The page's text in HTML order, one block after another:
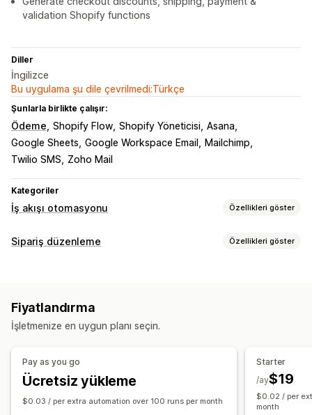
validation Shopify functions
Diller
İngilizce
Bu uygulama şu dile çevrilmedi:Türkçe
Şunlarla birlikte çalışır:
Ödeme Shopify Flow Shopify Yöneticisi Asana
Google Sheets Google Workspace Email
Mailchimp
Twilio SMS
Zoho Mail
Kategoriler
İş akışı otomasyonu Özellikleri göster
Otomasyon görevleri
İade işleme
Satış eşikleri
Sipariş işleme
Özelleştirme
API’ler
Koşullu mantık
Şablonlar
Zamanlanmış görevler
Sipariş düzenleme Özellikleri göster
Para iadeleri
İadeler
Fiyatlar Özel nitelikler Özel kurallar
Sipariş yönetimi
Durum güncellemeleri
Arşivleme
İçe ve dışa aktarma
Fiyatlandırma
İşletmenize en uygun planı seçin.
Pay as you go
Ücretsiz yükleme
$0.03 / per extra automation over 100 runs per month
Starter
$19
/ay
$0.02 / per
month